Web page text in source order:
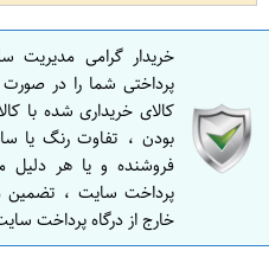
خریدار گرامی مدیریت
پرداختی شما را در
کالای خریداری شده با
بودن ، تفاوت رنگ یا
فروشنده و یا هر دلیل
پرداخت سایت ، تضمین
خارج از درگاه پرداخت